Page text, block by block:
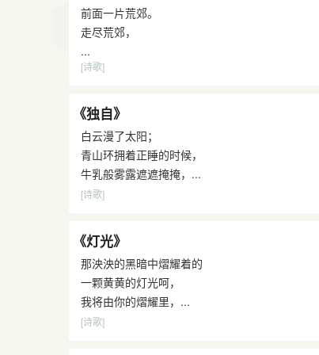
前面一片荒郊。
走尽荒郊，
...
[诗歌]
《独自》
白云漫了太阳；
青山环拥着正睡的时候，
牛乳般雾露遮遮掩掩，...
[诗歌]
《灯光》
那泱泱的黑暗中熠耀着的
一颗黄黄的灯光呵，
我将由你的熠耀里，...
[诗歌]